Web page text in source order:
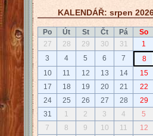
KALENDÁŘ: srpen
Po Út St Čt Pá So
27
28 29 30 31 1
3
4 5 6 7 8
10
11 12 13 14 15
17
18 19 20 21 22
24
25 26 27 28 29
31
1 2 3 4 5
7
8 9 10 11 12